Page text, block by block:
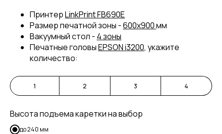
ПринтерLinkPrint FB690E
Размер печатной зоны -600х900мм
Вакуумный стол - 4 зоны
Печатные головыEPSON i3200, укажите
количество:
1 2 3 4
Высота подъема каретки на выбор
до 240 мм